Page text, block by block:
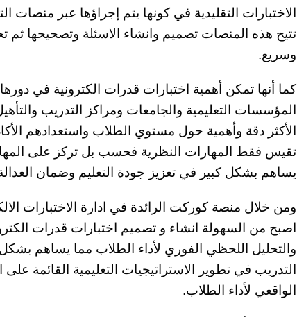
الاختبارات التقليدية في كونها يتم إجراؤها عبر منصات
تتيح هذه المنصات تصميم وانشاء الاسئلة وتصحيحها ثم
وسريع.
كما أنها تمكن أهمية اختبارات قدرات الكترونية في
المؤسسات التعليمية والجامعات ومراكز التدريب
الأكثر دقة وأهمية حول مستوي الطلاب واستعدادهم
تقيس فقط المهارات النظرية فحسب بل تركز على
يساهم بشكل كبير في تعزيز جودة التعليم وضمان
ومن خلال منصة كوركت الرائدة في ادارة الاختبارات
اصبح من السهولة انشاء و تصميم اختبارات قدرات
والتحليل اللحظي الفوري لأداء الطلاب مما يساهم
التدريب في تطوير الاستراتيجيات التعليمية القائمة على
الواقعي لأداء الطلاب.